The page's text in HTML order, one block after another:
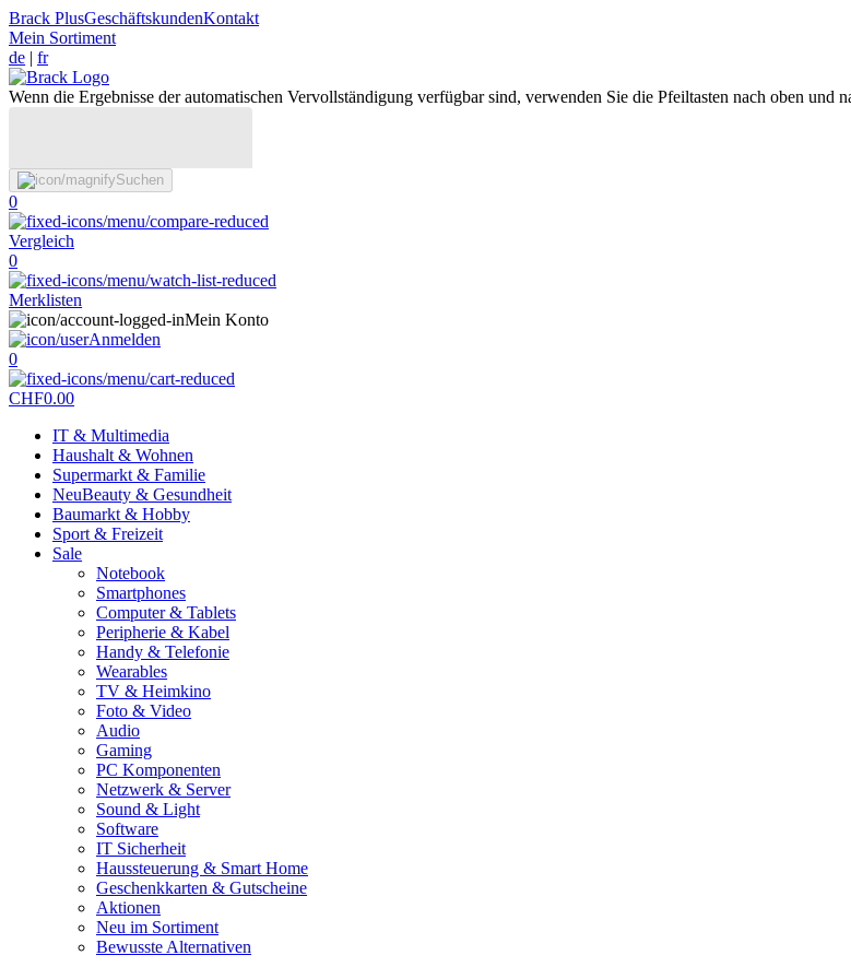
Brack PlusGeschäftskundenKontakt
Mein Sortiment
de | fr
Wenn die Ergebnisse der automatischen Vervollständigung verfügbar sind, verwenden Sie die Pfeiltasten nach oben und
Suchen
0
Vergleich
0
Merklisten
Mein Konto
Anmelden
0
CHF0.00
IT & Multimedia
Haushalt & Wohnen
Supermarkt & Familie
NeuBeauty & Gesundheit
Baumarkt & Hobby
Sport & Freizeit
Sale
Notebook
Smartphones
Computer & Tablets
Peripherie & Kabel
Handy & Telefonie
Wearables
TV & Heimkino
Foto & Video
Audio
Gaming
PC Komponenten
Netzwerk & Server
Sound & Light
Software
IT Sicherheit
Haussteuerung & Smart Home
Geschenkkarten & Gutscheine
Aktionen
Neu im Sortiment
Bewusste Alternativen